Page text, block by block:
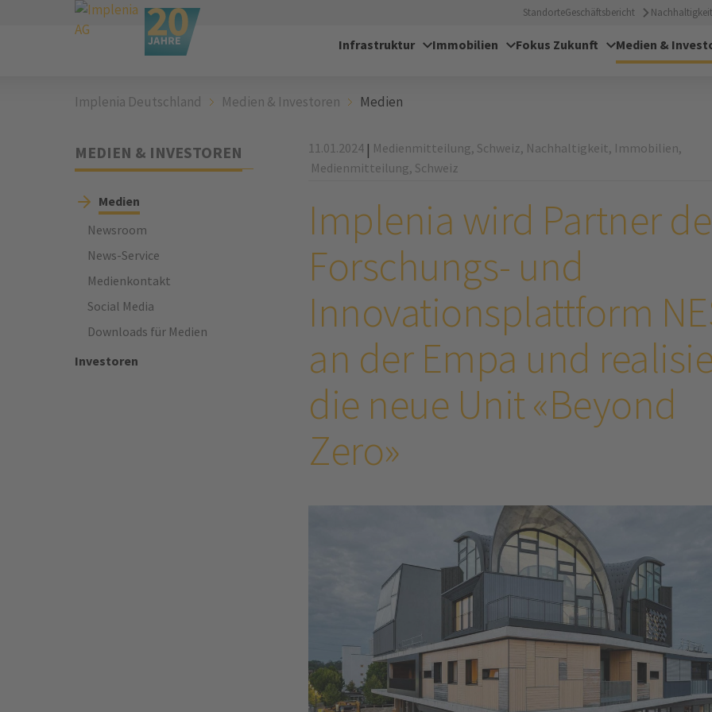
StandorteGeschäftsbericht
Infrastruktur Immobilien Fokus Zukunft Medien &
Implenia Deutschland Medien & Investoren Medien
MEDIEN & INVESTOREN
Medien
Newsroom
News-Service
Medienkontakt
Social Media
Downloads für Medien
Investoren
11.01.2024 | Medienmitteilung, Schweiz, Nachhaltigkeit, Immobilien,
Medienmitteilung, Schweiz
Implenia wird Partner
Forschungs- und
Innovationsplattform
an der Empa und
die neue Unit «Beyond
Zero»